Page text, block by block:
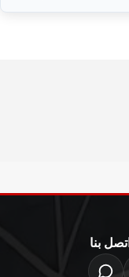
اتصل بنا